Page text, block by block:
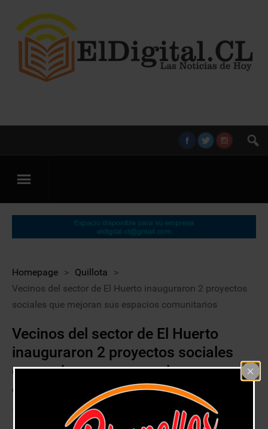
Homepage > Quillota
>
Vecinos del sector de El Huerto inauguraron 2 proyectos
sociales que mejoran sus espacios comunitarios
Vecinos del sector de El Huerto
inauguraron 2 proyectos sociales
que mejoran sus espacios
comunitarios
Quillota